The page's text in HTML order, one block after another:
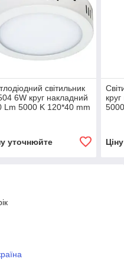
світильник
6W круг накладний
Lm 5000 K 120*40 mm
уточнюйте